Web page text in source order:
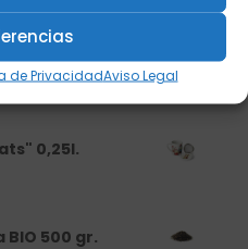
de PrivacidadAviso Legal
0,25l.
500 gr.